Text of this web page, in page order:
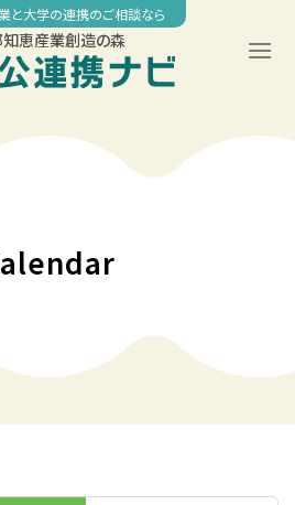
と大学の連携のご相談なら
恵産業創造の森